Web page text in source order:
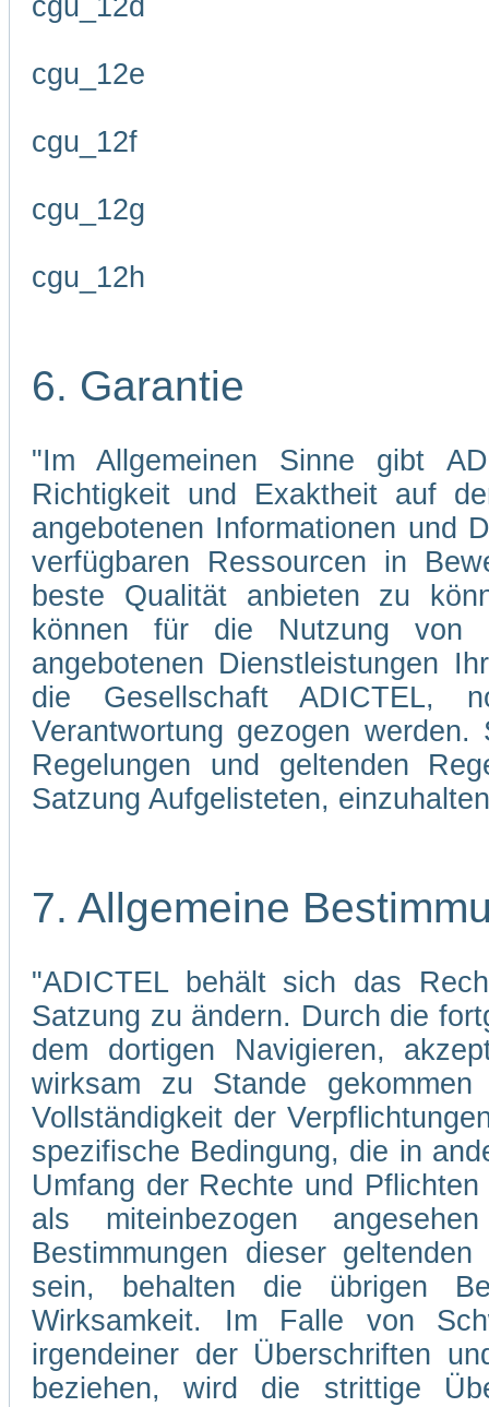
cgu_12d
cgu_12e
cgu_12f
cgu_12g
cgu_12h
6. Garantie
"Im Allgemeinen Sinne gibt
Richtigkeit und Exaktheit auf
angebotenen Informationen und
verfügbaren Ressourcen in
beste Qualität anbieten zu
können für die Nutzung von
angebotenen Dienstleistungen
die Gesellschaft ADICTEL,
Verantwortung gezogen
Regelungen und geltenden
Satzung Aufgelisteten,
7. Allgemeine
"ADICTEL behält sich das
Satzung zu ändern. Durch die
dem dortigen Navigieren,
wirksam zu Stande
Vollständigkeit der
spezifische Bedingung, die in
Umfang der Rechte und
als miteinbezogen
Bestimmungen dieser
sein, behalten die übrigen
Wirksamkeit. Im Falle von
irgendeiner der Überschriften
beziehen, wird die strittige